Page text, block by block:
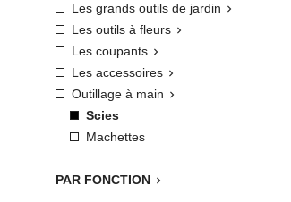
Les grands outils de jardin 
Les outils à fleurs 
Les coupants 
Les accessoires 
Outillage à main 
Scies
Machettes
PAR FONCTION 